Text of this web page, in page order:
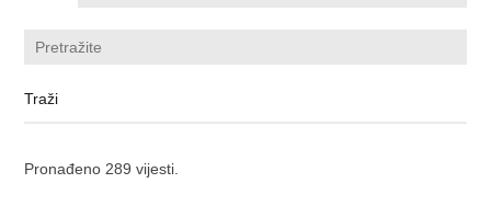
Pronađeno 289 vijesti.